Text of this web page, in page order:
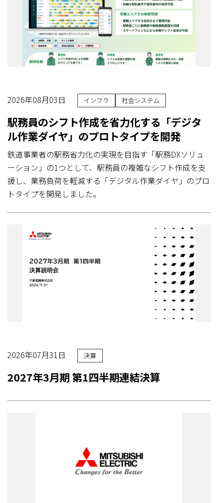
2026年08月03日 インフラ 社会システム
駅務員のシフト作成を省力化する「デジタ
ル作業ダイヤ」のプロトタイプを開発
鉄道事業者の駅務省力化の実現を目指す「駅務DXソリュ
ーション」の1つとして、駅務員の複雑なシフト作成を支
援し、業務負荷を軽減する「デジタル作業ダイヤ」のプロ
トタイプを開発しました。
2026年07月31日 決算
2027年3月期 第1四半期連結決算